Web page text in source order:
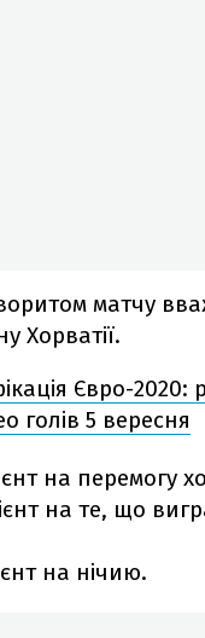
матчу
Хорватії.
Євро-2020:
голів 5 вересня
на перемогу
на те, що
на нічию.